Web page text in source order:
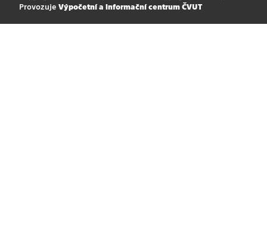
Provozuje Výpočetní a informační centrum ČVUT